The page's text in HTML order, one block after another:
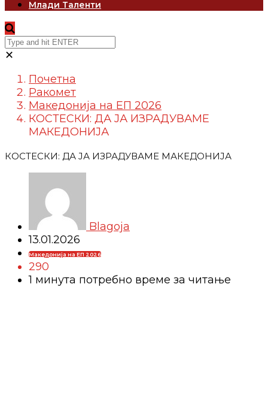
Млади Таленти
✕
Почетна
Ракомет
Македонија на ЕП 2026
КОСТЕСКИ: ДА ЈА ИЗРАДУВАМЕ
МАКЕДОНИЈА
КОСТЕСКИ: ДА ЈА ИЗРАДУВАМЕ МАКЕДОНИЈА
Blagoja
13.01.2026
Македонија на ЕП 2026
290
1 минутa потребно време за читање